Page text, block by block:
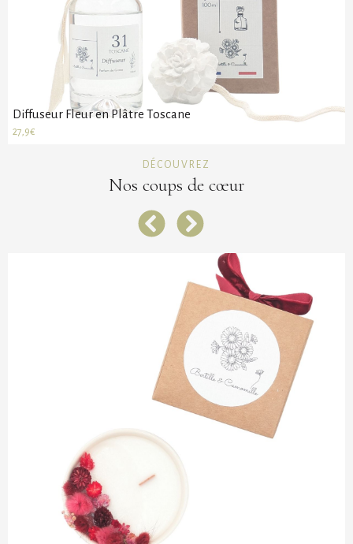
Diffuseur Fleur en Plâtre Toscane
27,9€
DÉCOUVREZ
Nos coups de cœur